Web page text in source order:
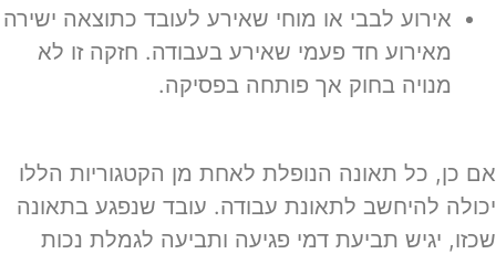
אירוע לבבי או מוחי שאירע לעובד כתוצאה ישירה
מאירוע חד פעמי שאירע בעבודה. חזקה זו לא
מנויה בחוק אך פותחה בפסיקה.
אם כן, כל תאונה הנופלת לאחת מן הקטגוריות הללו
יכולה להיחשב לתאונת עבודה. עובד שנפגע בתאונה
שכזו, יגיש תביעת דמי פגיעה ותביעה לגמלת נכות